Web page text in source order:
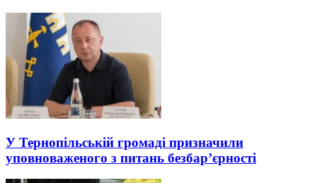
У Тернопільській громаді призначили
уповноваженого з питань безбар’єрності